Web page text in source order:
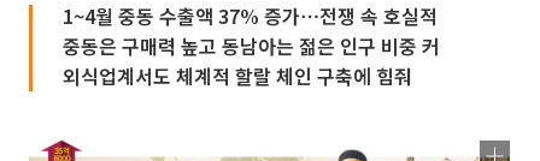
1~4월 중동 수출액 37% 증가⋯전쟁 속 호실적
중동은 구매력 높고 동남아는 젊은 인구 비중 커
외식업계서도 체계적 할랄 체인 구축에 힘줘